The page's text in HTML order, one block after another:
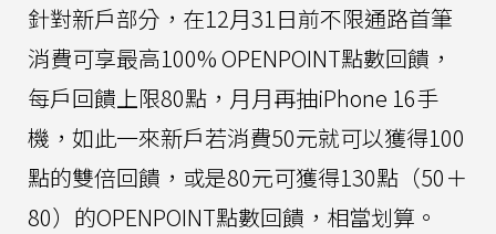
針對新戶部分，在12月31日前不限通路首筆
消費可享最高100% OPENPOINT點數回饋，
每戶回饋上限80點，月月再抽iPhone 16手
機，如此一來新戶若消費50元就可以獲得100
點的雙倍回饋，或是80元可獲得130點（50＋
80）的OPENPOINT點數回饋，相當划算。